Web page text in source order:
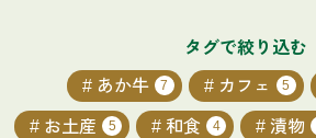
タグで絞り込む
あか牛 7 カフェ 5
お土産 5 和食 4 漬物